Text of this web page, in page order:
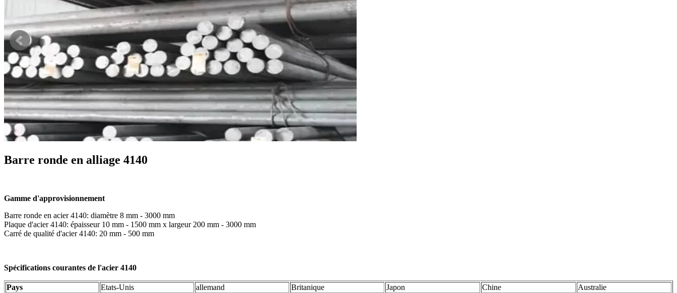
Barre ronde en alliage 4140
Gamme d'approvisionnement
Barre ronde en acier 4140: diamètre 8 mm - 3000 mm
Plaque d'acier 4140: épaisseur 10 mm - 1500 mm x largeur 200 mm - 3000 mm
Carré de qualité d'acier 4140: 20 mm - 500 mm
Spécifications courantes de l'acier 4140
Pays Etats-Unis allemand Britanique Japon Chine
Australie